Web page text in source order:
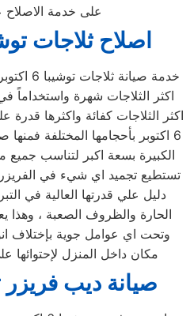
على خدمة الاصلاح
اصلاح ثلاجات توشيبا
اكثر الثلاجات شهرة واستخداماً
اكثر الثلاجات كفائة واكثرها قدرة
6 اكتوبر بأحجامها المختلفة
الكبيرة بسعة اكبر لتناسب
دليل علي قدرتها العالية في
الحارة والظروف الصعبة ،
وتحت اي عوامل جوية بإختلاف
مكان داخل المنزل لإحتوائها
صيانة ديب فريزر